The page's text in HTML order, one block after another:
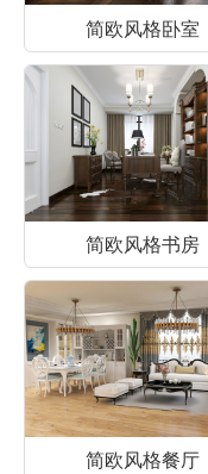
简欧风格卧室
简欧风格书房
简欧风格餐厅